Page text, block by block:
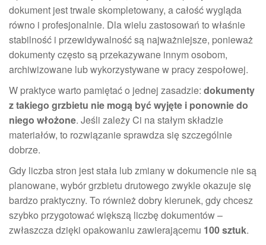
dokument jest trwale skompletowany, a całość wygląda
równo i profesjonalnie. Dla wielu zastosowań to właśnie
stabilność i przewidywalność są najważniejsze, ponieważ
dokumenty często są przekazywane innym osobom,
archiwizowane lub wykorzystywane w pracy zespołowej.
W praktyce warto pamiętać o jednej zasadzie: dokumenty
z takiego grzbietu nie mogą być wyjęte i ponownie do
niego włożone. Jeśli zależy Ci na stałym składzie
materiałów, to rozwiązanie sprawdza się szczególnie
dobrze.
Gdy liczba stron jest stała lub zmiany w dokumencie nie są
planowane, wybór grzbietu drutowego zwykle okazuje się
bardzo praktyczny. To również dobry kierunek, gdy chcesz
szybko przygotować większą liczbę dokumentów –
zwłaszcza dzięki opakowaniu zawierającemu 100 sztuk.